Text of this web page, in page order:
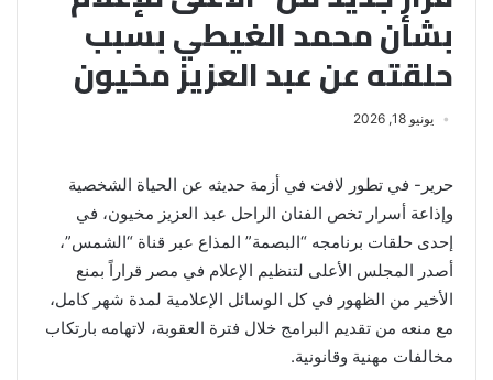
بشأن محمد الغيطي بسبب
حلقته عن عبد العزيز مخيون
يونيو 18, 2026
حرير- في تطور لافت في أزمة حديثه عن الحياة الشخصية
وإذاعة أسرار تخص الفنان الراحل عبد العزيز مخيون، في
إحدى حلقات برنامجه “البصمة” المذاع عبر قناة “الشمس”،
أصدر المجلس الأعلى لتنظيم الإعلام في مصر قراراً بمنع
الأخير من الظهور في كل الوسائل الإعلامية لمدة شهر كامل،
مع منعه من تقديم البرامج خلال فترة العقوبة، لاتهامه بارتكاب
مخالفات مهنية وقانونية.